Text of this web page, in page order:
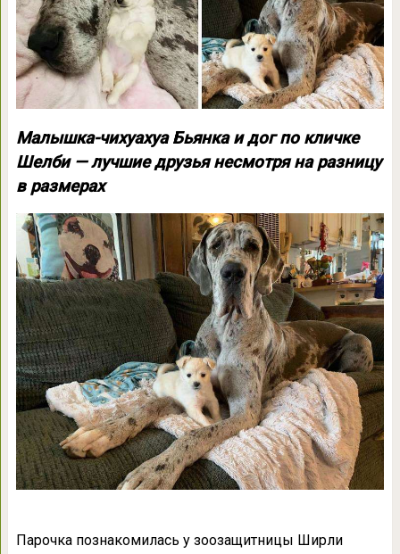
Малышка-чихуахуа Бьянка и дог по кличке
Шелби — лучшие друзья несмотря на разницу
в размерах
Парочка познакомилась у зоозащитницы Ширли